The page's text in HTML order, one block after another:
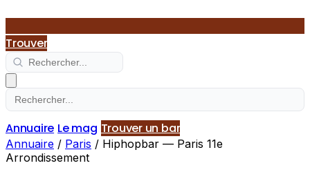
Trouver
Annuaire Le mag Trouver un bar
Annuaire / Paris / Hiphopbar — Paris 11e
Arrondissement